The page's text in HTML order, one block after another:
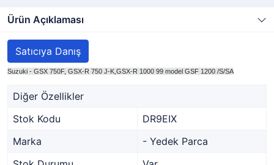
Ürün Açıklaması
Satıcıya Danış
Suzuki - GSX 750F, GSX-R 750 J-K,GSX-R 1000 99 model GSF 1200 /S/SA
Diğer Özellikler
Stok Kodu
DR9EIX
Marka
- Yedek Parca